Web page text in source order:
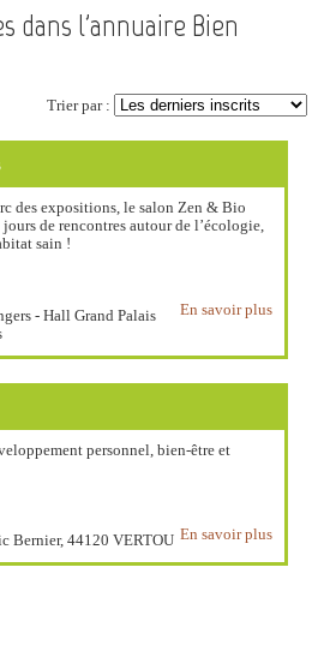
dans l'annuaire Bien
Trier par :
des expositions, le salon Zen & Bio
de rencontres autour de l’écologie,
sain !
En savoir plus
- Hall Grand Palais
personnel, bien-être et
En savoir plus
Bernier, 44120 VERTOU